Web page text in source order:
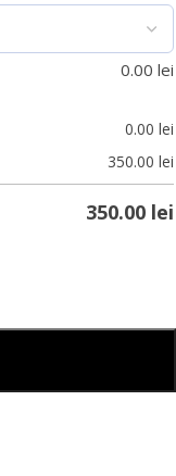
0.00 lei
0.00 lei
350.00 lei
350.00 lei